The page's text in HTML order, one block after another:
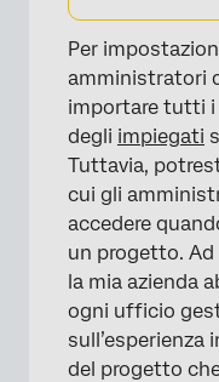
Per
amministratori
importare tutti
degli impiegati
Tuttavia,
cui gli
accedere
un progetto.
la mia azienda
ogni ufficio
del progetto